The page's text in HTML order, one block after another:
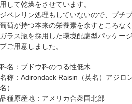
用して乾燥をさせています。
ジベレリン処理もしていないので、プチ
葡萄が持つ本来の栄養素を余すところな
ガラス瓶を採用した環境配慮型パッケー
プご用意しました。
科名：ブドウ科のつる性低木
名称：Adirondack Raisin（英名）アジロ
名）
品種原産地：アメリカ合衆国北部